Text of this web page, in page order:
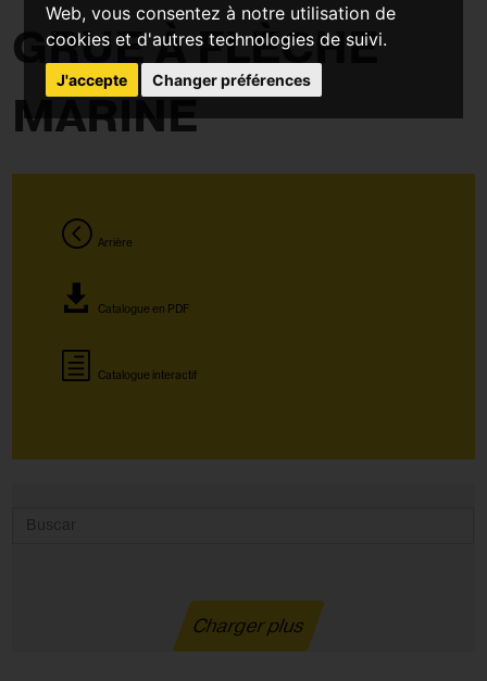
Web, vous consentez à notre utilisation de
cookies et d'autres technologies de suivi.
J'accepte Changer préférences
GRUE À FLÈCHE
MARINE
Arrière
Catalogue en PDF
Catalogue interactif
Charger plus